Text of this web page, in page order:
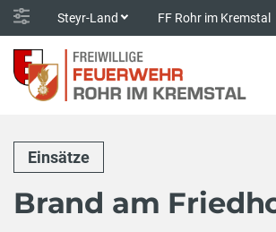
Steyr-Land FF Rohr im Kremstal
Einsätze
Brand am